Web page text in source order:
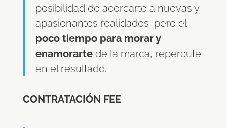
posibilidad de acercarte a nuevas y
apasionantes realidades, pero el
poco tiempo para morar y
enamorartede la marca, repercute
en el resultado.
CONTRATACIÓN FEE